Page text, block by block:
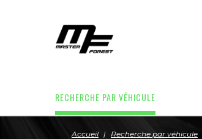
RECHERCHE PAR VÉHICULE
Accueil Recherche par véhicule